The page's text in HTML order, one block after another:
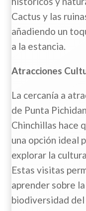
Cactus y las
añadiendo un
a la estancia.
Atracciones
La cercanía a
de Punta
Chinchillas hace
una opción ideal
explorar la
Estas visitas
aprender sobre
biodiversidad del